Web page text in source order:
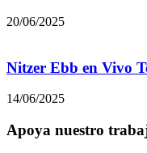
20/06/2025
Nitzer Ebb en Vivo
14/06/2025
Apoya nuestro